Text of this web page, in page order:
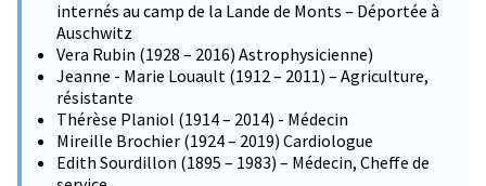
internés au camp de la Lande de Monts – Déportée à
Auschwitz
Vera Rubin (1928 – 2016) Astrophysicienne)
Jeanne - Marie Louault (1912 – 2011) – Agriculture,
résistante
Thérèse Planiol (1914 – 2014) - Médecin
Mireille Brochier (1924 – 2019) Cardiologue
Edith Sourdillon (1895 – 1983) – Médecin, Cheffe de